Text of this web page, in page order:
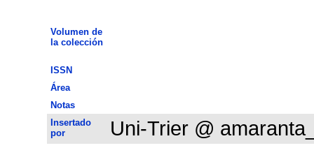
Volumen de
la colección
ISSN
Área
Notas
Insertado
por
Uni-Trier @